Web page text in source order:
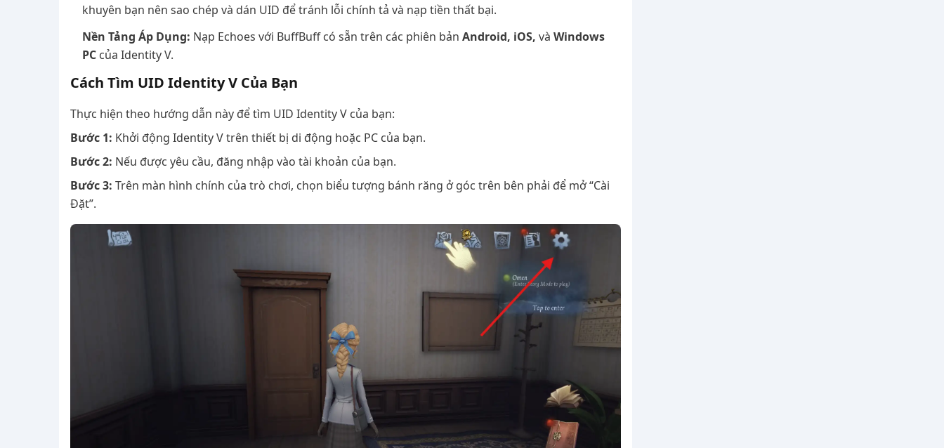
khuyên bạn nên sao chép và dán UID để tránh lỗi chính tả và nạp tiền thất bại.
Nền Tảng Áp Dụng: Nạp Echoes với BuffBuff có sẵn trên các phiên bản Android, iOS, và Windows
PC của Identity V.
Cách Tìm UID Identity V Của Bạn
Thực hiện theo hướng dẫn này để tìm UID Identity V của bạn:
Bước 1: Khởi động Identity V trên thiết bị di động hoặc PC của bạn.
Bước 2: Nếu được yêu cầu, đăng nhập vào tài khoản của bạn.
Bước 3: Trên màn hình chính của trò chơi, chọn biểu tượng bánh răng ở góc trên bên phải để mở “Cài
Đặt”.